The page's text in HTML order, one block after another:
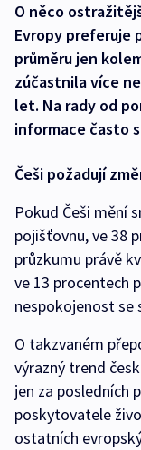
O něco
Evropy preferuje
průměru jen
zúčastnila více
let. Na rady od
informace často
Češi požadují
Pokud Češi mění
pojišťovnu, ve 38
průzkumu právě
ve 13 procentech
nespokojenost se
O takzvaném
výrazný trend
jen za posledních
poskytovatele
ostatních